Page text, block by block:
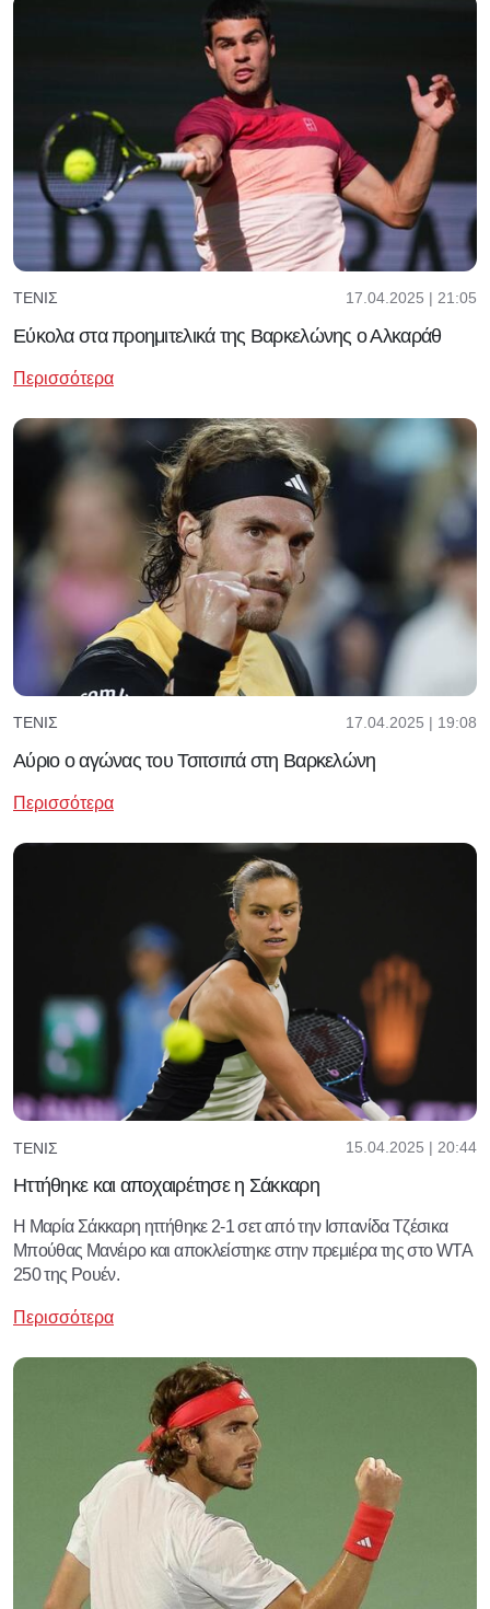
ΤΈΝΙΣ 17.04.2025 | 21:05
Εύκολα στα προημιτελικά της Βαρκελώνης ο Αλκαράθ
Περισσότερα
ΤΈΝΙΣ 17.04.2025 | 19:08
Αύριο ο αγώνας του Τσιτσιπά στη Βαρκελώνη
Περισσότερα
ΤΈΝΙΣ 15.04.2025 | 20:44
Ηττήθηκε και αποχαιρέτησε η Σάκκαρη
Η Μαρία Σάκκαρη ηττήθηκε 2-1 σετ από την Ισπανίδα Τζέσικα
Μπούθας Μανέιρο και αποκλείστηκε στην πρεμιέρα της στο WTA
250 της Ρουέν.
Περισσότερα